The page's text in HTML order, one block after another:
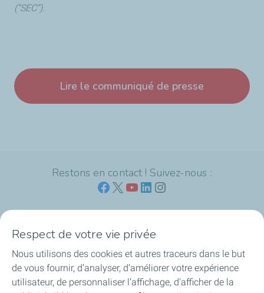
(“SEC”).
Lire le communiqué de presse
Restons en contact ! Suivez-nous :
L'offre Mobility Business de TotalEnergies
Vous souhaitez devenir client ?
Respect de votre vie privée
Nous utilisons des cookies et autres traceurs dans le but
de vous fournir, d’analyser, d’améliorer votre expérience
utilisateur, de personnaliser l’affichage, d'afficher de la